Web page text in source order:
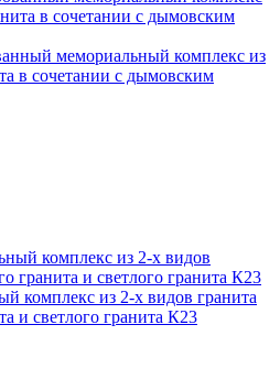
мемориальный комплекс из
в сочетании с дымовским
комплекс из 2-х видов гранита
и светлого гранита К23